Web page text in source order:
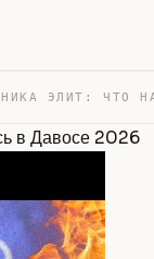
в Давосе 2026